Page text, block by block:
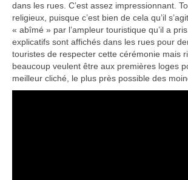
dans les rues. C’est assez impressionnant.
religieux, puisque c’est bien de cela qu’il
« abîmé » par l’ampleur touristique qu’il a
explicatifs sont affichés dans les rues pour
touristes de respecter cette cérémonie mais
beaucoup veulent être aux premières loges
meilleur cliché, le plus près possible des